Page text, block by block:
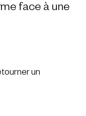
face à une
un